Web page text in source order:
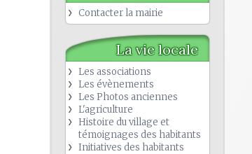
Contacter la mairie
La vie locale
Les associations
Les évènements
Les Photos anciennes
L'agriculture
Histoire du village et
témoignages des habitants
Initiatives des habitants